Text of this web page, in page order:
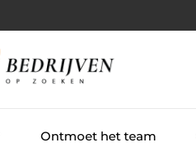
Ontmoet het team